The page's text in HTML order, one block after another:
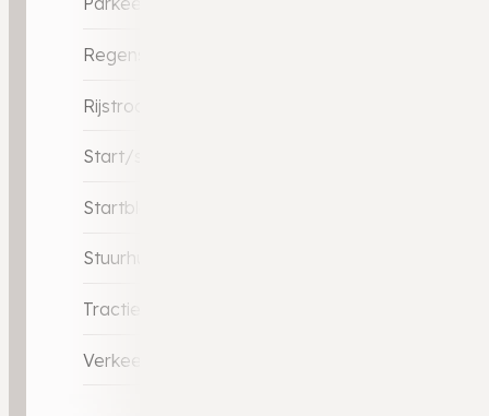
Regensensor
Rijstrooksensor met correctie
Start/stop systeem
Startblokkering
Stuurhulp
Tractie Controle Systeem (TCS)
Verkeersbord detectie